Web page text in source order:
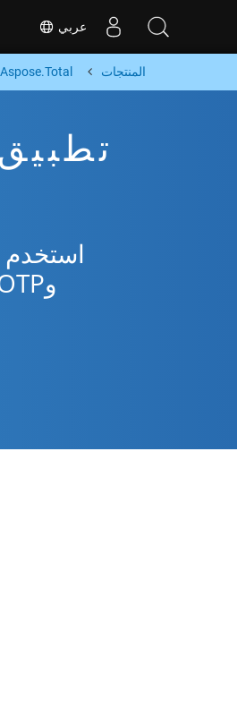
عربي
المنتجات Aspose.Total
وOTP بالإضافة إلى العديد من التنسيقات الشائعة من Microsoft